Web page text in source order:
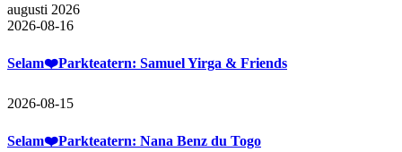
augusti 2026
2026-08-16
Selam❤️Parkteatern: Samuel Yirga & Friends
2026-08-15
Selam❤️Parkteatern: Nana Benz du Togo